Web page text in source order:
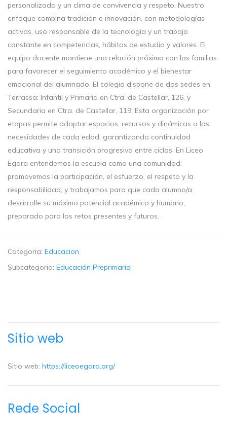
personalizada y un clima de convivencia y respeto. Nuestro
enfoque combina tradición e innovación, con metodologías
activas, uso responsable de la tecnología y un trabajo
constante en competencias, hábitos de estudio y valores. El
equipo docente mantiene una relación próxima con las familias
para favorecer el seguimiento académico y el bienestar
emocional del alumnado. El colegio dispone de dos sedes en
Terrassa: Infantil y Primaria en Ctra. de Castellar, 126, y
Secundaria en Ctra. de Castellar, 119. Esta organización por
etapas permite adaptar espacios, recursos y dinámicas a las
necesidades de cada edad, garantizando continuidad
educativa y una transición progresiva entre ciclos. En Liceo
Egara entendemos la escuela como una comunidad:
promovemos la participación, el esfuerzo, el respeto y la
responsabilidad, y trabajamos para que cada alumno/a
desarrolle su máximo potencial académico y humano,
preparado para los retos presentes y futuros.
Categoria: Educacion
Subcategoria: Educación Preprimaria
Sitio web
Sitio web: https://liceoegara.org/
Rede Social